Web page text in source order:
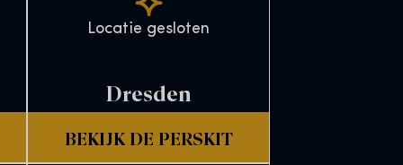
Locatie gesloten
Dresden
BEKIJK DE PERSKIT